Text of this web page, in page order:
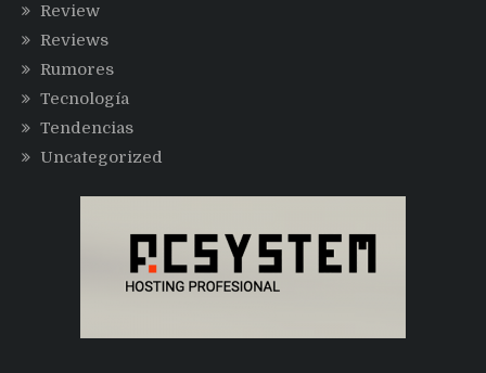
Review
Reviews
Rumores
Tecnología
Tendencias
Uncategorized